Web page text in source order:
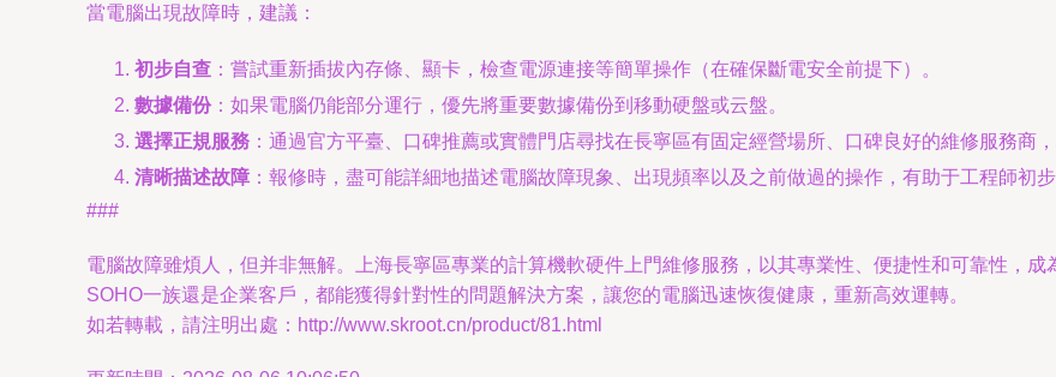
當電腦出現故障時，建議：
初步自查 ：嘗試重新插拔內存條、顯卡，檢查電源連接等簡單操作（在確保斷電安全前提下）。
數據備份：如果電腦仍能部分運行，優先將重要數據備份到移動硬盤或云盤。
選擇正規服務 ：通過官方平臺、口碑推薦或實體門店尋找在長寧區有固定經營場所、口碑良好的維修服務商
清晰描述故障 ：報修時，盡可能詳細地描述電腦故障現象、出現頻率以及之前做過的操作，有助于工程師初
###
電腦故障雖煩人，但并非無解。上海長寧區專業的計算機軟硬件上門維修服務，以其專業性、便捷性和可靠性，成
SOHO一族還是企業客戶，都能獲得針對性的問題解決方案，讓您的電腦迅速恢復健康，重新高效運轉。
如若轉載，請注明出處：http://www.skroot.cn/product/81.html